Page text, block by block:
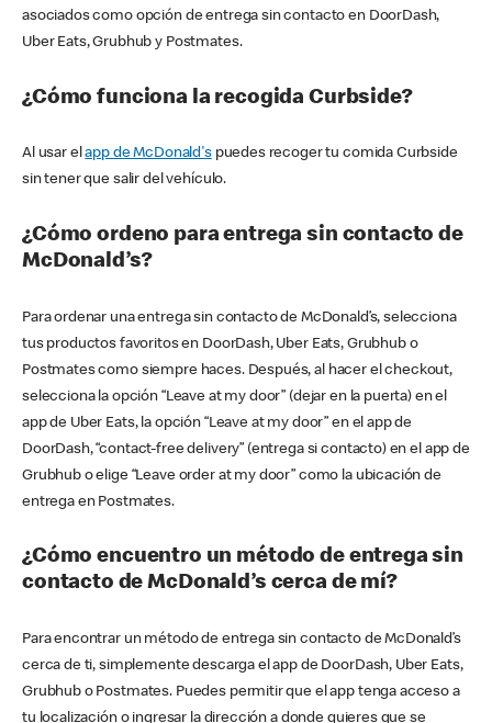
asociados como opción de entrega sin contacto en DoorDash,
Uber Eats, Grubhub y Postmates.
¿Cómo funciona la recogida Curbside?
Al usar elapp de McDonald'spuedes recoger tu comida Curbside
sin tener que salir del vehículo.
¿Cómo ordeno para entrega sin contacto de
McDonald’s?
Para ordenar una entrega sin contacto de McDonald’s, selecciona
tus productos favoritos en DoorDash, Uber Eats, Grubhub o
Postmates como siempre haces. Después, al hacer el checkout,
selecciona la opción “Leave at my door” (dejar en la puerta) en el
app de Uber Eats, la opción “Leave at my door” en el app de
DoorDash, “contact-free delivery” (entrega si contacto) en el app de
Grubhub o elige “Leave order at my door” como la ubicación de
entrega en Postmates.
¿Cómo encuentro un método de entrega sin
contacto de McDonald’s cerca de mí?
Para encontrar un método de entrega sin contacto de McDonald’s
cerca de ti, simplemente descarga el app de DoorDash, Uber Eats,
Grubhub o Postmates. Puedes permitir que el app tenga acceso a
tu localización o ingresar la dirección a donde quieres que se